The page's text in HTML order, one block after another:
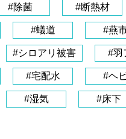
#除菌 #断熱材
#蟻道 #燕
#シロアリ被害 #羽
#宅配水 #ヘ
#湿気 #床下